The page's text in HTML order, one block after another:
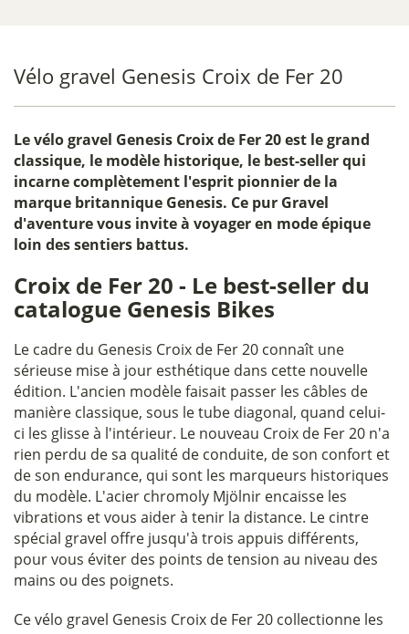
Vélo gravel Genesis Croix de Fer 20
Levélo gravel Genesis Croix de Fer 20est le grand
classique, le modèle historique, le best-seller qui
incarne complètement l'esprit pionnier de la
marque britannique Genesis. Ce pur Gravel
d'aventure vous invite à voyager en mode épique
loin des sentiers battus.
Croix de Fer 20 - Le best-seller du
catalogue Genesis Bikes
Le cadre du Genesis Croix de Fer 20 connaît une
sérieuse mise à jour esthétique dans cette nouvelle
édition. L'ancien modèle faisait passer les câbles de
manière classique, sous le tube diagonal, quand celui-
ci les glisse à l'intérieur. Le nouveau Croix de Fer 20 n'a
rien perdu de sa qualité de conduite, de son confort et
de son endurance, qui sont les marqueurs historiques
du modèle. L'acier chromoly Mjölnir encaisse les
vibrations et vous aider à tenir la distance. Le cintre
spécial gravel offre jusqu'à trois appuis différents,
pour vous éviter des points de tension au niveau des
mains ou des poignets.
Ce vélo gravel Genesis Croix de Fer 20 collectionne les